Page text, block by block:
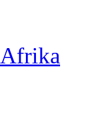
Afrika